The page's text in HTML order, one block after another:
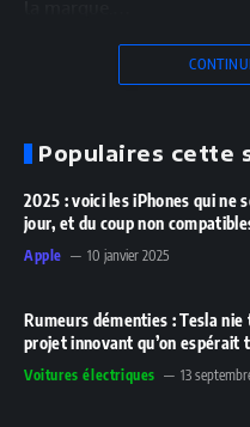
Populaires cette
2025 : voici les iPhones qui ne
jour, et du coup non
Apple 10 janvier 2025
Rumeurs démenties : Tesla
projet innovant qu’on espérait
Voitures électriques 13